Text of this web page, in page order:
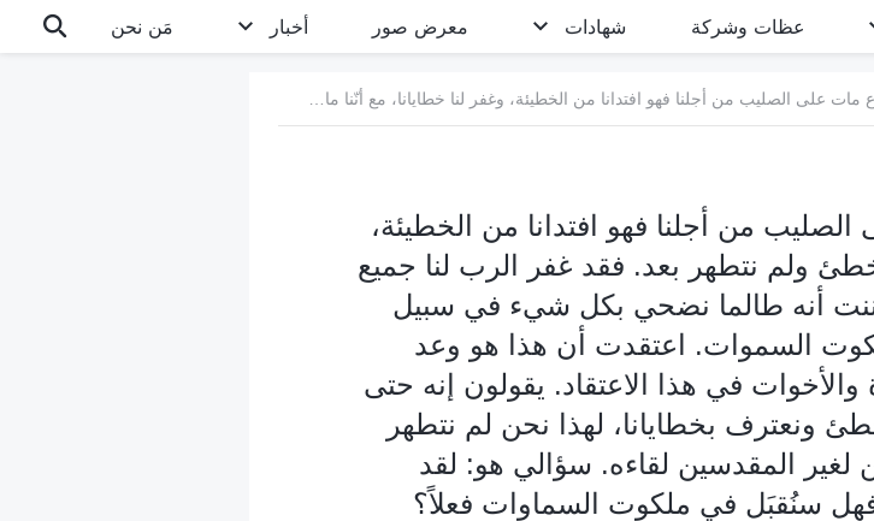
عظات وشركة شهادات معرض صور أخبار مَن نحن
الصليب من أجلنا فهو افتدانا من الخطيئة،
نخطئ ولم نتطهر بعد. فقد غفر الرب لنا جميع
ظننت أنه طالما نضحي بكل شيء في سبيل
السموات. اعتقدت أن هذا هو وعد
في هذا الاعتقاد. يقولون إنه حتى
ونعترف بخطايانا، لهذا نحن لم نتطهر
لغير المقدسين لقاءه. سؤالي هو: لقد
سنُقبَل في ملكوت السماوات فعلاً؟